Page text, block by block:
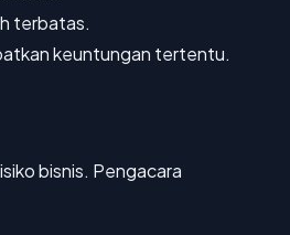
terbatas.
keuntungan tertentu.
bisnis. Pengacara